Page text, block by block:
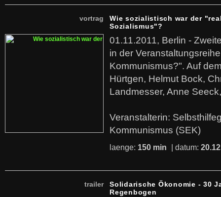
vortrag
Wie sozialistisch war der
Sozialismus"?
01.11.2011, Berlin -
in der
Kommunismus?". Auf
Hürtgen, Helmut Bock,
Landmesser, Anne
Veranstalterin:
Kommunismus (SEK)
laenge: 150 min | datum:
trailer
Solidarische Ökonomie - 30
Regenbogen